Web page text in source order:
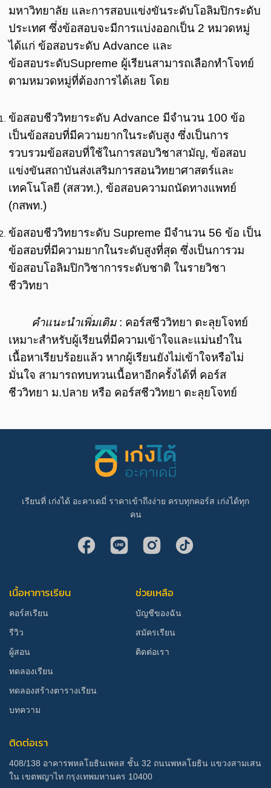
มหาวิทยาลัย และการสอบแข่งขันระดับโอลิมปิกระดับ
ประเทศ ซึ่งข้อสอบจะมีการแบ่งออกเป็น 2 หมวดหมู่
ได้แก่ ข้อสอบระดับ Advance และ
ข้อสอบระดับSupreme ผู้เรียนสามารถเลือกทำโจทย์
ตามหมวดหมู่ที่ต้องการได้เลย โดย
ข้อสอบชีววิทยาระดับ Advance มีจำนวน 100 ข้อ
เป็นข้อสอบที่มีความยากในระดับสูง ซึ่งเป็นการ
รวบรวมข้อสอบที่ใช้ในการสอบวิชาสามัญ, ข้อสอบ
แข่งขันสถาบันส่งเสริมการสอนวิทยาศาสตร์และ
เทคโนโลยี (สสวท.), ข้อสอบความถนัดทางแพทย์
(กสพท.)
ข้อสอบชีววิทยาระดับ Supreme มีจำนวน 56 ข้อ เป็น
ข้อสอบที่มีความยากในระดับสูงที่สุด ซึ่งเป็นการวม
ข้อสอบโอลิมปิกวิชาการระดับชาติ ในรายวิชา
ชีววิทยา
คำแนะนำเพิ่มเติม: คอร์สชีววิทยา ตะลุยโจทย์
เหมาะสำหรับผู้เรียนที่มีความเข้าใจและแม่นยำใน
เนื้อหาเรียบร้อยแล้ว หากผู้เรียนยังไม่เข้าใจหรือไม่
มั่นใจ สามารถทบทวนเนื้อหาอีกครั้งได้ที่ คอร์ส
ชีววิทยา ม.ปลาย หรือ คอร์สชีววิทยา ตะลุยโจทย์
เรียนที่ เก่งได้ อะคาเดมี่ ราคาเข้าถึงง่าย ครบทุกคอร์ส เก่งได้ทุก
คน
เนื้อหาการเรียน
คอร์สเรียน
รีวิว
ผู้สอน
ทดลองเรียน
ทดลองสร้างตารางเรียน
บทความ
ช่วยเหลือ
บัญชีของฉัน
สมัครเรียน
ติดต่อเรา
ติดต่อเรา
408/138 อาคารพหลโยธินเพลส ชั้น 32 ถนนพหลโยธิน แขวงสามเสน
ใน เขตพญาไท กรุงเทพมหานคร 10400